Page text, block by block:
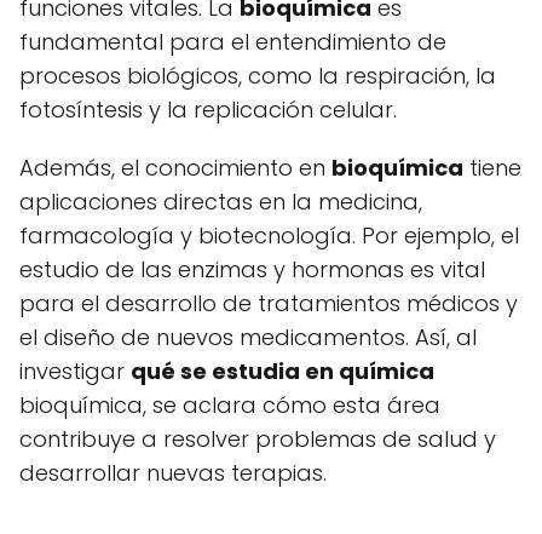
funciones vitales. La bioquímica es
fundamental para el entendimiento de
procesos biológicos, como la respiración, la
fotosíntesis y la replicación celular.
Además, el conocimiento en bioquímica tiene
aplicaciones directas en la medicina,
farmacología y biotecnología. Por ejemplo, el
estudio de las enzimas y hormonas es vital
para el desarrollo de tratamientos médicos y
el diseño de nuevos medicamentos. Así, al
investigar qué se estudia en química
bioquímica, se aclara cómo esta área
contribuye a resolver problemas de salud y
desarrollar nuevas terapias.